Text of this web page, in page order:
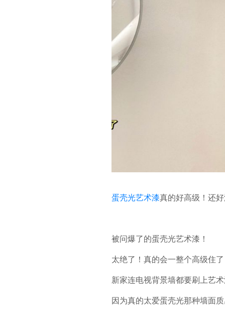
蛋壳光艺术漆真的好高级！还
被问爆了的蛋壳光艺术漆！
太绝了！真的会一整个高级住
新家连电视背景墙都要刷上艺
因为真的太爱蛋壳光那种墙面